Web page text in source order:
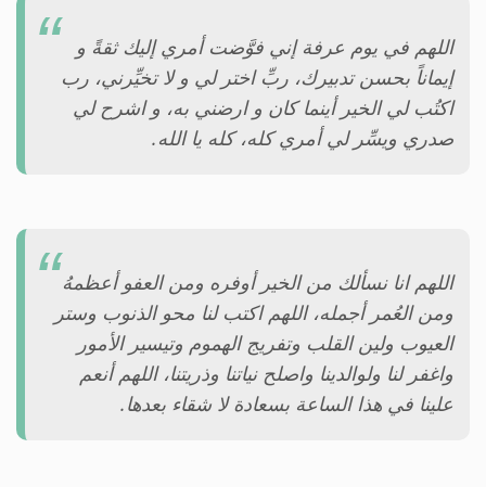
اللهم في يوم عرفة إني فوَّضت أمري إليك ثقةً و
إيماناً بحسن تدبيرك، ربِّ اختر لي و لا تخيِّرني، رب
اكتُب لي الخير أينما كان و ارضني به، و اشرح لي
صدري ويسِّر لي أمري كله، كله يا الله.
اللهم انا نسألك من الخير أوفره ومن العفو أعظمهُ
ومن العُمر أجمله، اللهم اكتب لنا محو الذنوب وستر
العيوب ولين القلب وتفريج الهموم وتيسير الأمور
واغفر لنا ولوالدينا واصلح نياتنا وذريتنا، اللهم أنعم
علينا في هذا الساعة بسعادة لا شقاء بعدها.